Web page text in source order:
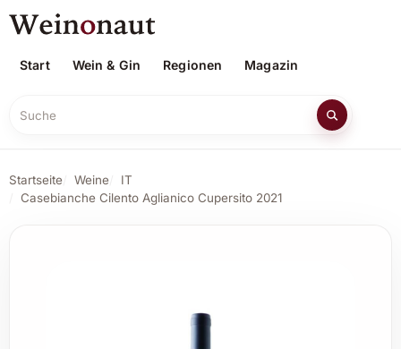
Start Wein & Gin Regionen Magazin
Suche
Startseite Weine
IT
Casebianche Cilento Aglianico Cupersito 2021